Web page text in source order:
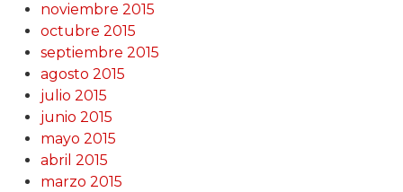
noviembre 2015
octubre 2015
septiembre 2015
agosto 2015
julio 2015
junio 2015
mayo 2015
abril 2015
marzo 2015